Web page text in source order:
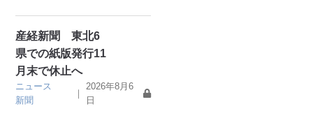
産経新聞 東北6
県での紙版発行11
月末で休止へ
ニュース
新聞
｜
2026年8月6
日